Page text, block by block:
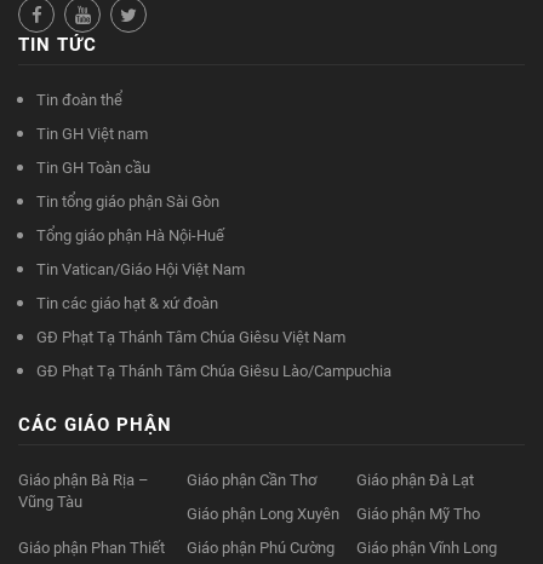
TIN TỨC
Tin đoàn thể
Tin GH Việt nam
Tin GH Toàn cầu
Tin tổng giáo phận Sài Gòn
Tổng giáo phận Hà Nội-Huế
Tin Vatican/Giáo Hội Việt Nam
Tin các giáo hạt & xứ đoàn
GĐ Phạt Tạ Thánh Tâm Chúa Giêsu Việt Nam
GĐ Phạt Tạ Thánh Tâm Chúa Giêsu Lào/Campuchia
CÁC GIÁO PHẬN
Giáo phận Bà Rịa –
Vũng Tàu
Giáo phận Cần Thơ
Giáo phận Đà Lạt
Giáo phận Long Xuyên
Giáo phận Mỹ Tho
Giáo phận Phan Thiết
Giáo phận Phú Cường Giáo phận Vĩnh Long